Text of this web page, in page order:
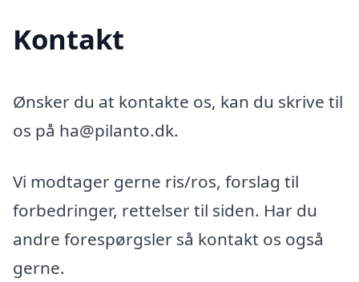
Kontakt
Ønsker du at kontakte os, kan du skrive til
os på ha@pilanto.dk.
Vi modtager gerne ris/ros, forslag til
forbedringer, rettelser til siden. Har du
andre forespørgsler så kontakt os også
gerne.